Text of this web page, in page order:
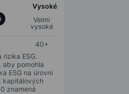
Vysoké
Velmi
vysoké
40+
ESG.
aby pomohla
ESG na úrovni
kapitálových
znamená